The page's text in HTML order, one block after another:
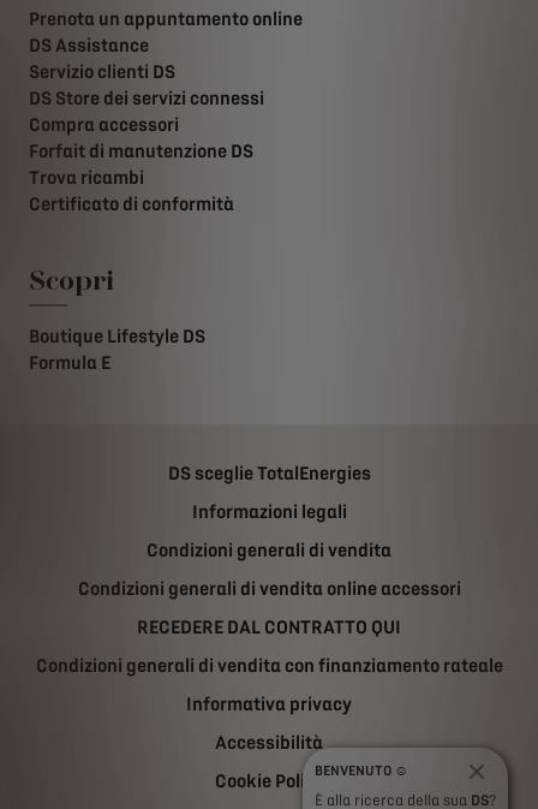
Prenota un appuntamento online
DS Assistance
Servizio clienti DS
DS Store dei servizi connessi
Compra accessori
Forfait di manutenzione DS
Trova ricambi
Certificato di conformità
Scopri
Boutique Lifestyle DS
Formula E
DS sceglie TotalEnergies
Informazioni legali
Condizioni generali di vendita
Condizioni generali di vendita online accessori
RECEDERE DAL CONTRATTO QUI
Condizioni generali di vendita con finanziamento rateale
Informativa privacy
Accessibilità
Cookie PolicyBENVENUTO ☺️
È alla ricerca della sua DS?